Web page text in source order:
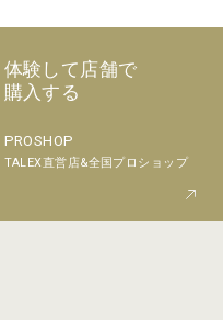
体験して店舗で
購入する
PROSHOP
TALEX直営店&全国プロショップ